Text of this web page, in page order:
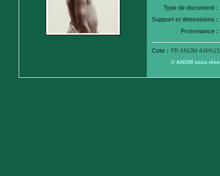
Type de document :
Support et dimensions :
Provenance :
Cote : FR ANOM
© ANOM sous